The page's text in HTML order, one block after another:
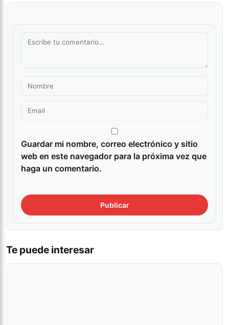
Guardar mi nombre, correo electrónico y sitio
web en este navegador para la próxima vez que
haga un comentario.
Te puede interesar